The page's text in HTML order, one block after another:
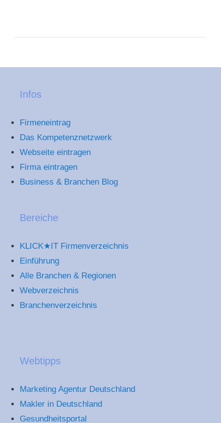
Infos
Firmeneintrag
Das Kompetenznetzwerk
Webseite eintragen
Firma eintragen
Business & Branchen Blog
Bereiche
KLICK★IT Firmenverzeichnis
Einführung
Alle Branchen & Regionen
Webverzeichnis
Branchenverzeichnis
Webtipps
Marketing Agentur Deutschland
Makler in Deutschland
Gesundheitsportal